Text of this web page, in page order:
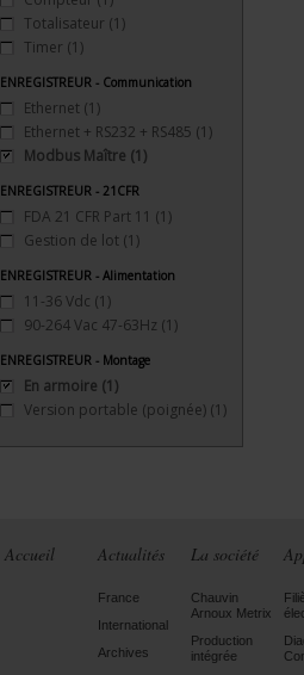
Totalisateur (1)
Timer (1)
ENREGISTREUR - Communication
Ethernet (1)
Ethernet + RS232 + RS485 (1)
Modbus Maître (1)
ENREGISTREUR - 21CFR
FDA 21 CFR Part 11 (1)
Gestion de lot (1)
ENREGISTREUR - Alimentation
11-36 Vdc (1)
90-264 Vac 47-63Hz (1)
ENREGISTREUR - Montage
En armoire (1)
Version portable (poignée) (1)
Accueil Actualités
France
International
Archives
La société
Chauvin
Arnoux Metrix
Production
intégrée